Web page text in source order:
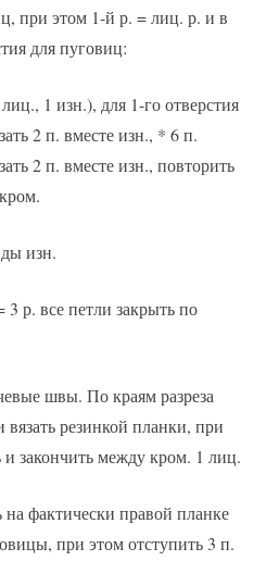
при этом 1-й р. = лиц. р. и в
для пуговиц:
1 изн.), для 1-го отверстия
2 п. вместе изн., * 6 п.
2 п. вместе изн., повторить
изн.
р. все петли закрыть по
швы. По краям разреза
резинкой планки, при
и закончить между кром. 1 лиц.
фактически правой планке
при этом отступить 3 п.